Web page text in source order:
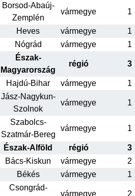
Borsod-Abaúj-
Zemplén
vármegye 1
Heves vármegye 1
Nógrád
vármegye 1
Észak-
Magyarország
régió 3
Hajdú-Bihar vármegye 1
Jász-Nagykun-
Szolnok
vármegye 1
Szabolcs-
Szatmár-Bereg
vármegye 1
Észak-Alföld régió 3
Bács-Kiskun
vármegye 2
Békés
vármegye 1
Csongrád-
vármegye 2